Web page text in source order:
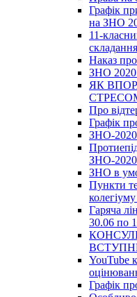
Графік
на ЗНО
11-
Наказ
ЗНО 2020
ЯК
Про
Графік
ЗНО-2020.
ЗНО-2020
ЗНО в
Пункти
Гаряча
30.06 по
YouTube
Графік